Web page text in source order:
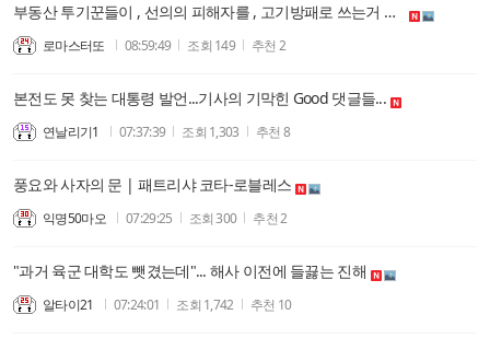
부동산 투기꾼들이 , 선의의 피해자를 , 고기방패로 쓰는거 같다.. 이재명 대통령은, 투기꾼들이랑 타협을 하는가??
로마스터또 08:59:49 조회 149 추천 2
본전도 못 찾는 대통령 발언...기사의 기막힌 Good 댓글들...
연날리기1 07:37:39 조회 1,303 추천 8
풍요와 사자의 문 | 패트리샤 코타-로블레스
익명50마오 07:29:25 조회300 추천2
"과거 육군 대학도 뺏겼는데"... 해사 이전에 들끓는 진해
알타이21 07:24:01 조회 1,742 추천 10